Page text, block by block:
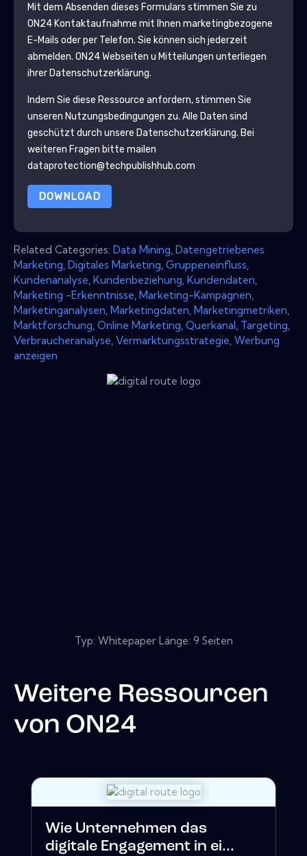
Mit dem Absenden dieses Formulars stimmen Sie zu
ON24Kontaktaufnahme mit Ihnen marketingbezogene
E-Mails oder per Telefon. Sie können sich jederzeit
abmelden. ON24Webseiten u Mitteilungen unterliegen
ihrer Datenschutzerklärung.
Indem Sie diese Ressource anfordern, stimmen Sie
unseren Nutzungsbedingungen zu. Alle Daten sind
geschützt durch unsere Datenschutzerklärung. Bei
weiteren Fragen bitte mailen
dataprotection@techpublishhub.com
DOWNLOAD
Related Categories: Data Mining Datengetriebenes
Marketing Digitales Marketing Gruppeneinfluss
Kundenanalyse Kundenbeziehung Kundendaten
Marketing -Erkenntnisse Marketing-Kampagnen
Marketinganalysen Marketingdaten Marketingmetriken
Marktforschung Online Marketing Querkanal Targeting
Verbraucheranalyse Vermarktungsstrategie Werbung
anzeigen
Typ: Whitepaper Länge: 9 Seiten
Weitere Ressourcen
von ON24
Wie Unternehmen das
digitale Engagement in ei...